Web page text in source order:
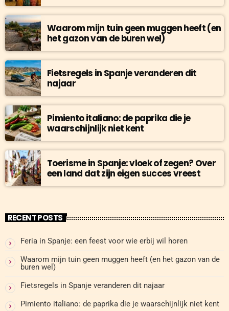
Waarom mijn tuin geen muggen heeft (en
het gazon van de buren wel)
Fietsregels in Spanje veranderen dit
najaar
Pimiento italiano: de paprika die je
waarschijnlijk niet kent
Toerisme in Spanje: vloek of zegen? Over
een land dat zijn eigen succes vreest
RECENT POSTS
Feria in Spanje: een feest voor wie erbij wil horen
Waarom mijn tuin geen muggen heeft (en het gazon van de
buren wel)
Fietsregels in Spanje veranderen dit najaar
Pimiento italiano: de paprika die je waarschijnlijk niet kent